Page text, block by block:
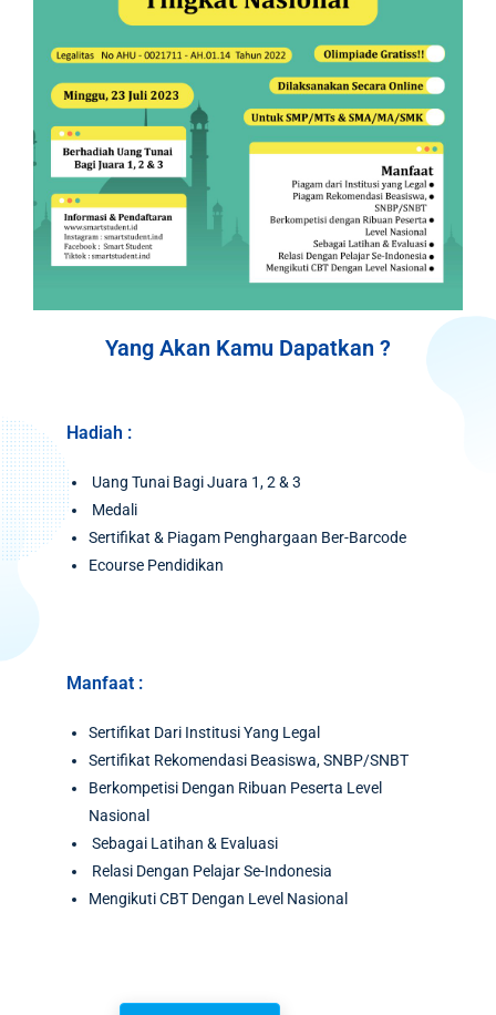
Yang Akan Kamu Dapatkan ?
Hadiah :
Uang Tunai Bagi Juara 1, 2 & 3
Medali
Sertifikat & Piagam Penghargaan Ber-Barcode
Ecourse Pendidikan
Manfaat :
Sertifikat Dari Institusi Yang Legal
Sertifikat Rekomendasi Beasiswa, SNBP/SNBT
Berkompetisi Dengan Ribuan Peserta Level
Nasional
Sebagai Latihan & Evaluasi
Relasi Dengan Pelajar Se-Indonesia
Mengikuti CBT Dengan Level Nasional